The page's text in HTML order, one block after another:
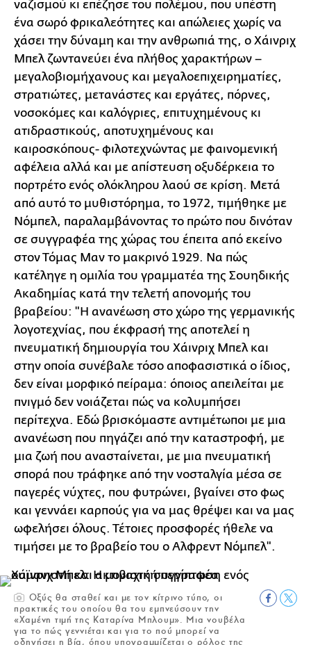
ναζισμού κι επέζησε του πολέμου, που υπέστη
ένα σωρό φρικαλεότητες και απώλειες χωρίς να
χάσει την δύναμη και την ανθρωπιά της, ο Χάινριχ
Μπελ ζωντανεύει ένα πλήθος χαρακτήρων –
μεγαλοβιομήχανους και μεγαλοεπιχειρηματίες,
στρατιώτες, μετανάστες και εργάτες, πόρνες,
νοσοκόμες και καλόγριες, επιτυχημένους κι
ατιδραστικούς, αποτυχημένους και
καιροσκόπους- φιλοτεχνώντας με φαινομενική
αφέλεια αλλά και με απίστευση οξυδέρκεια το
πορτρέτο ενός ολόκληρου λαού σε κρίση. Μετά
από αυτό το μυθιστόρημα, το 1972, τιμήθηκε με
Νόμπελ, παραλαμβάνοντας το πρώτο που δινόταν
σε συγγραφέα της χώρας του έπειτα από εκείνο
στον Τόμας Μαν το μακρινό 1929. Να πώς
κατέληγε η ομιλία του γραμματέα της Σουηδικής
Ακαδημίας κατά την τελετή απονομής του
βραβείου: "Η ανανέωση στο χώρο της γερμανικής
λογοτεχνίας, που έκφρασή της αποτελεί η
πνευματική δημιουργία του Χάινριχ Μπελ και
στην οποία συνέβαλε τόσο αποφασιστικά ο ίδιος,
δεν είναι μορφικό πείραμα: όποιος απειλείται με
πνιγμό δεν νοιάζεται πώς να κολυμπήσει
περίτεχνα. Εδώ βρισκόμαστε αντιμέτωποι με μια
ανανέωση που πηγάζει από την καταστροφή, με
μια ζωή που ανασταίνεται, με μια πνευματική
σπορά που τράφηκε από την νοσταλγία μέσα σε
παγερές νύχτες, που φυτρώνει, βγαίνει στο φως
και γεννάει καρπούς για να μας θρέψει και να μας
ωφελήσει όλους. Τέτοιες προσφορές ήθελε να
τιμήσει με το βραβείο του ο Αλφρεντ Νόμπελ".
Oξύς θα σταθεί και με τον κίτρινο τύπο, οι
πρακτικές του οποίου θα του εμπνεύσουν την
«Χαμένη τιμή της Καταρίνα Μπλουμ». Μια νουβέλα
για το πώς γεννιέται και για το πού μπορεί να
οδηγήσει η βία, όπου υπογραμμίζεται ο ρόλος της